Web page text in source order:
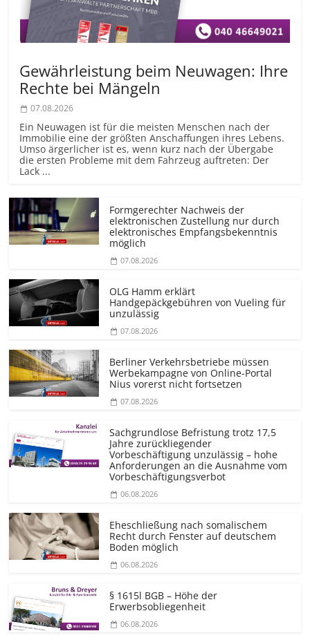
Gewährleistung beim Neuwagen: Ihre
Rechte bei Mängeln
07.08.2026
Ein Neuwagen ist für die meisten Menschen nach der
Immobilie eine der größten Anschaffungen ihres Lebens.
Umso ärgerlicher ist es, wenn kurz nach der Übergabe
die ersten Probleme mit dem Fahrzeug auftreten: Der
Lack ...
Formgerechter Nachweis der
elektronischen Zustellung nur durch
elektronisches Empfangsbekenntnis
möglich
07.08.2026
OLG Hamm erklärt
Handgepäckgebühren von Vueling für
unzulässig
07.08.2026
Berliner Verkehrsbetriebe müssen
Werbekampagne von Online-Portal
Nius vorerst nicht fortsetzen
07.08.2026
Sachgrundlose Befristung trotz 17,5
Jahre zurückliegender
Vorbeschäftigung unzulässig – hohe
Anforderungen an die Ausnahme vom
Vorbeschäf­tigungsverbot
06.08.2026
Eheschließung nach somalischem
Recht durch Fenster auf deutschem
Boden möglich
06.08.2026
§ 1615l BGB – Höhe der
Erwerbsobliegenheit
06.08.2026